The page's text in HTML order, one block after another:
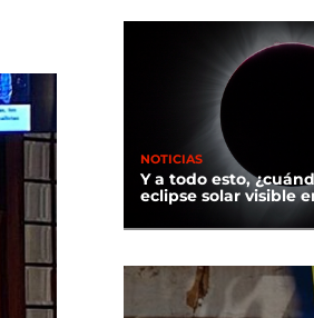
NOTICIAS
Y a todo esto,
eclipse solar visible